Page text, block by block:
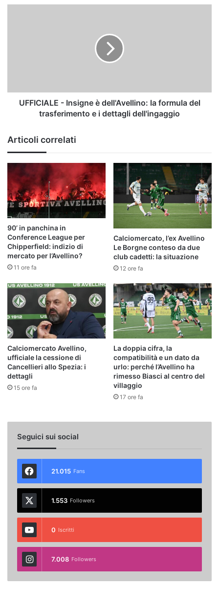
trasferimento
UFFICIALE - Insigne è dell'Avellino: la formula del
trasferimento e i dettagli dell'ingaggio
Articoli correlati
90’ in panchina in
Conference League per
Chipperfield: indizio di
mercato per l’Avellino?
11 ore fa
Calciomercato, l’ex Avellino
Le Borgne conteso da due
club cadetti: la situazione
12 ore fa
Calciomercato Avellino,
ufficiale la cessione di
Cancellieri allo Spezia: i
dettagli
15 ore fa
La doppia cifra, la
compatibilità e un dato da
urlo: perché l’Avellino ha
rimesso Biasci al centro del
villaggio
17 ore fa
Seguici sui social
21.015 Fans
1.553 Followers
0 Iscritti
7.008 Followers